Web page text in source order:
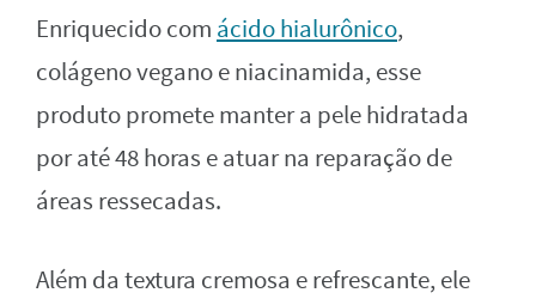
Enriquecido com ácido hialurônico,
colágeno vegano e niacinamida, esse
produto promete manter a pele hidratada
por até 48 horas e atuar na reparação de
áreas ressecadas.
Além da textura cremosa e refrescante, ele